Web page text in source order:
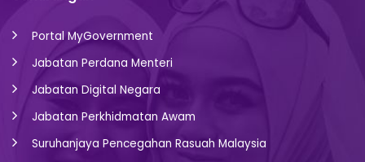
Portal MyGovernment
Jabatan Perdana Menteri
Jabatan Digital Negara
Jabatan Perkhidmatan Awam
Suruhanjaya Pencegahan Rasuah Malaysia